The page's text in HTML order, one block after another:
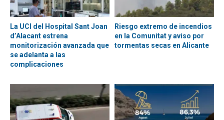
La UCI del Hospital Sant Joan
d’Alacant estrena
monitorización avanzada que
se adelanta a las
complicaciones
Riesgo extremo de incendios
en la Comunitat y aviso por
tormentas secas en Alicante